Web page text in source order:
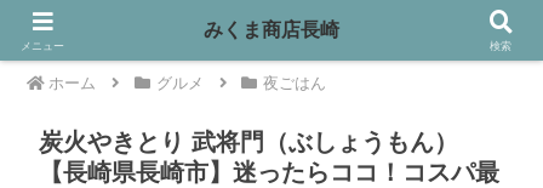
ホーム グルメ 夜ごはん
炭火やきとり 武将門（ぶしょうもん）
【長崎県長崎市】迷ったらココ！コスパ最
メニュー
みくま商店長崎
検索